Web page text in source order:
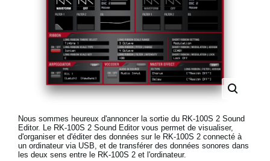
News
Lieu
Réseaux sociaux
A propos de Korg
Nous sommes heureux d'annoncer la sortie du RK-100S 2 Sound
Editor. Le RK-100S 2 Sound Editor vous permet de visualiser,
d'organiser et d'éditer des données sur le RK-100S 2 connecté à
un ordinateur via USB, et de transférer des données sonores dans
les deux sens entre le RK-100S 2 et l'ordinateur.